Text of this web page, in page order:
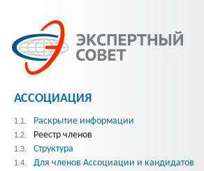
АССОЦИАЦИЯ
1.1. Раскрытие информации
1.2. Реестр членов
1.3. Структура
1.4. Для членов Ассоциации и кандидатов